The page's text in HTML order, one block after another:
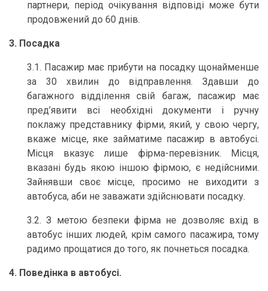
партнери, період очікування відповіді може бути
продовжений до 60 днів.
3. Посадка
3.1. Пасажир має прибути на посадку щонайменше
за 30 хвилин до відправлення. Здавши до
багажного відділення свій багаж, пасажир має
пред’явити всі необхідні документи і ручну
поклажу представнику фірми, який, у свою чергу,
вкаже місце, яке займатиме пасажир в автобусі.
Місця вказує лише фірма-перевізник. Місця,
вказані будь якою іншою фірмою, є недійсними.
Зайнявши своє місце, просимо не виходити з
автобуса, аби не заважати здійснювати посадку.
3.2. З метою безпеки фірма не дозволяє вхід в
автобус інших людей, крім самого пасажира, тому
радимо прощатися до того, як почнеться посадка.
4. Поведінка в автобусі.